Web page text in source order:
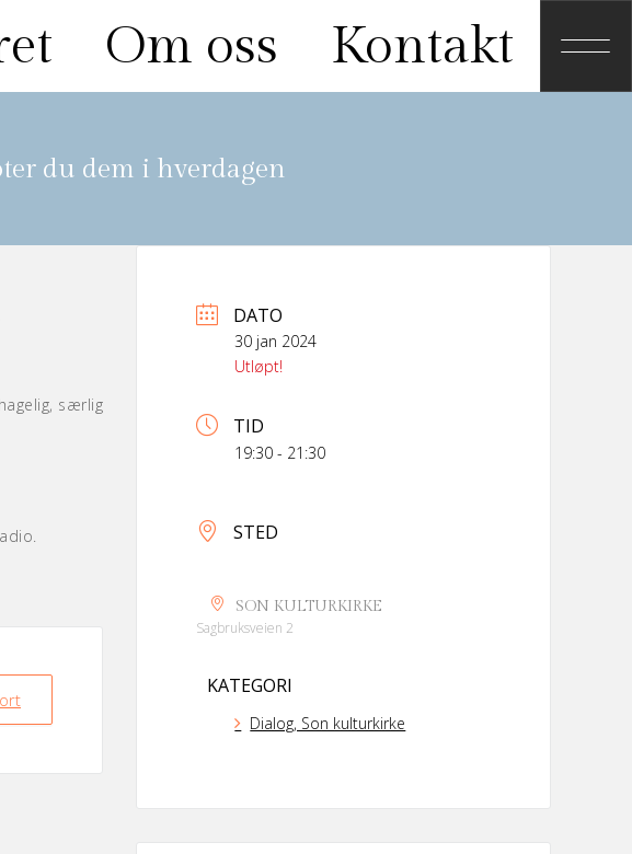
Om oss Kontakt
du dem i hverdagen
særlig
DATO
30 jan 2024
Utløpt!
TID
19:30 - 21:30
STED
SON KULTURKIRKE
Sagbruksveien 2
KATEGORI
Dialog, Son kulturkirke